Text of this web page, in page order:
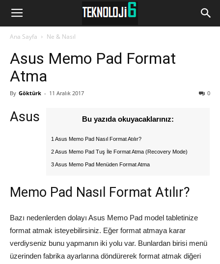
www.Teknoloji6.com
Ana Sayfa Ne & Nasıl
Asus Memo Pad Format
Atma
By Göktürk - 11 Aralık 2017 0
Bu yazıda okuyacaklarınız:
1 Asus Memo Pad Nasıl Format Atılır?
2 Asus Memo Pad Tuş İle Format Atma (Recovery Mode)
3 Asus Memo Pad Menüden Format Atma
Asus
Memo Pad Nasıl Format Atılır?
Bazı nedenlerden dolayı Asus Memo Pad model tabletinize
format atmak isteyebilirsiniz. Eğer format atmaya karar
verdiyseniz bunu yapmanın iki yolu var. Bunlardan birisi menü
üzerinden fabrika ayarlarına döndürerek format atmak diğeri